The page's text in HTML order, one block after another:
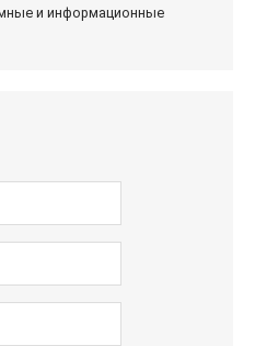
и информационные